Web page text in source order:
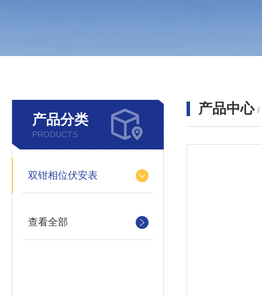
产品分类
PRODUCTS
双钳相位伏安表
查看全部
产品中心 /